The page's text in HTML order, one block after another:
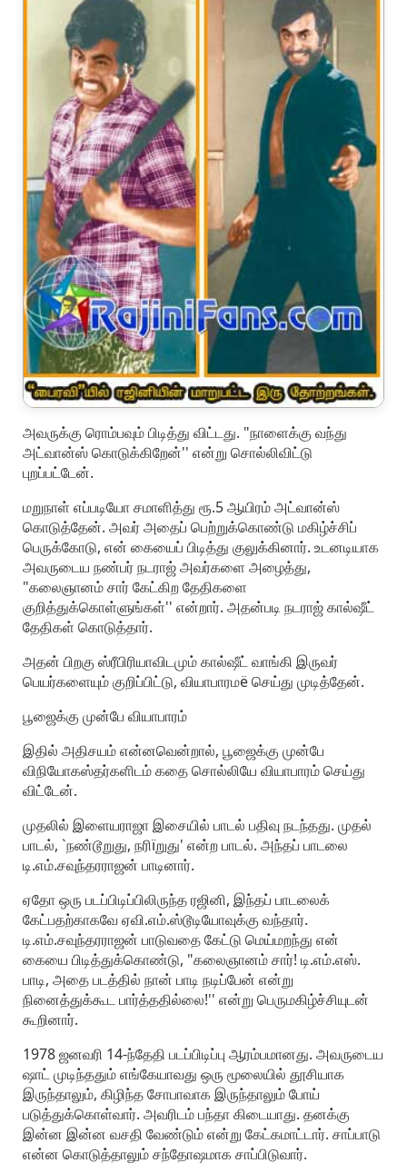
அவருக்கு ரொம்பவும் பிடித்து விட்டது. "நாளைக்கு வந்து
அட்வான்ஸ் கொடுக்கிறேன்'' என்று சொல்லிவிட்டு
புறப்பட்டேன்.
மறுநாள் எப்படியோ சமாளித்து ரூ.5 ஆயிரம் அட்வான்ஸ்
கொடுத்தேன். அவர் அதைப் பெற்றுக்கொண்டு மகிழ்ச்சிப்
பெருக்கோடு, என் கையைப் பிடித்து குலுக்கினார். உடனடியாக
அவருடைய நண்பர் நடராஜ் அவர்களை அழைத்து,
"கலைஞானம் சார் கேட்கிற தேதிகளை
குறித்துக்கொள்ளுங்கள்'' என்றார். அதன்படி நடராஜ் கால்ஷீட்
தேதிகள் கொடுத்தார்.
அதன் பிறகு ஸ்ரீபிரியாவிடமும் கால்ஷீட் வாங்கி இருவர்
பெயர்களையும் குறிப்பிட்டு, வியாபாரமë செய்து முடித்தேன்.
பூஜைக்கு முன்பே வியாபாரம்
இதில் அதிசயம் என்னவென்றால், பூஜைக்கு முன்பே
விநியோகஸ்தர்களிடம் கதை சொல்லியே வியாபாரம் செய்து
விட்டேன்.
முதலில் இளையராஜா இசையில் பாடல் பதிவு நடந்தது. முதல்
பாடல், `நண்டூறுது, நரிïறுது' என்ற பாடல். அந்தப் பாடலை
டி.எம்.சவுந்தரராஜன் பாடினார்.
ஏதோ ஒரு படப்பிடிப்பிலிருந்த ரஜினி, இந்தப் பாடலைக்
கேட்பதற்காகவே ஏவி.எம்.ஸ்டூடியோவுக்கு வந்தார்.
டி.எம்.சவுந்தரராஜன் பாடுவதை கேட்டு மெய்மறந்து என்
கையை பிடித்துக்கொண்டு, "கலைஞானம் சார்! டி.எம்.எஸ்.
பாடி, அதை படத்தில் நான் பாடி நடிப்பேன் என்று
நினைத்துக்கூட பார்த்ததில்லை!'' என்று பெருமகிழ்ச்சியுடன்
கூறினார்.
1978 ஜனவரி 14-ந்தேதி படப்பிடிப்பு ஆரம்பமானது. அவருடைய
ஷாட் முடிந்ததும் எங்கேயாவது ஒரு மூலையில் தூசியாக
இருந்தாலும், கிழிந்த சோபாவாக இருந்தாலும் போய்
படுத்துக்கொள்வார். அவரிடம் பந்தா கிடையாது. தனக்கு
இன்ன இன்ன வசதி வேண்டும் என்று கேட்கமாட்டார். சாப்பாடு
என்ன கொடுத்தாலும் சந்தோஷமாக சாப்பிடுவார்.